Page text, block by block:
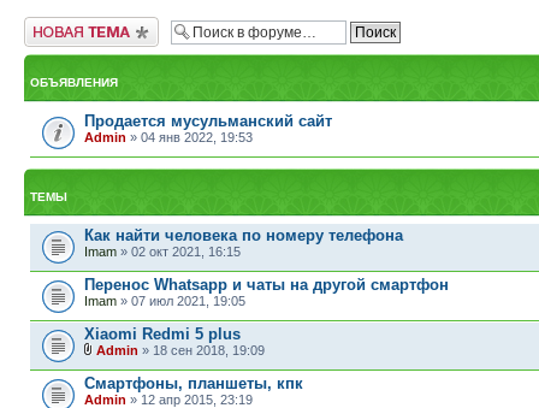
Новая тема
ОБЪЯВЛЕНИЯ
Продается мусульманский сайт
Admin » 04 янв 2022, 19:53
ТЕМЫ
Как найти человека по номеру телефона
Imam » 02 окт 2021, 16:15
Перенос Whatsapp и чаты на другой смартфон
Imam » 07 июл 2021, 19:05
Xiaomi Redmi 5 plus
Admin » 18 сен 2018, 19:09
Смартфоны, планшеты, кпк
Admin » 12 апр 2015, 23:19